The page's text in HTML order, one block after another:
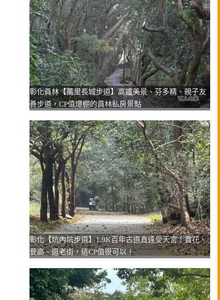
彰化員林【萬里長城步道】高鐵美景、芬多精、親子友
善步道，CP值爆棚的員林私房景點
彰化【坑內坑步道】1.9K百年古道直達受天宮！賞花、
登高、逛老街，這CP值很可以！